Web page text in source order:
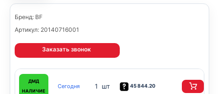
Бренд: BF
Артикул: 20140716001
Заказать звонок
ДМД
НАЛИЧИЕ
Сегодня 1 шт 45 844.20